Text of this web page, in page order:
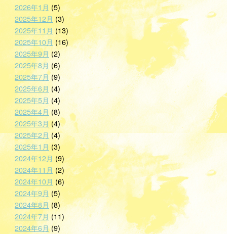
2026年1月 (5)
2025年12月 (3)
2025年11月 (13)
2025年10月(16)
2025年9月 (2)
2025年8月 (6)
2025年7月(9)
2025年6月 (4)
2025年5月 (4)
2025年4月(8)
2025年3月(4)
2025年2月(4)
2025年1月(3)
2024年12月 (9)
2024年11月 (2)
2024年10月 (6)
2024年9月 (5)
2024年8月(8)
2024年7月 (11)
2024年6月(9)